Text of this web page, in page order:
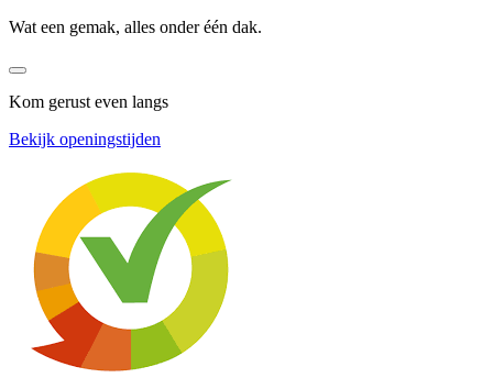
Wat een gemak, alles onder één dak.
Kom gerust even langs
Bekijk openingstijden